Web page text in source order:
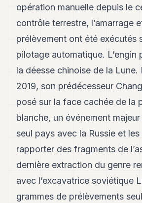
Andy
16
Andy
15
Andy
Andy
12
11
Andy
Andy
8
opération manuelle depuis le
contrôle terrestre, l’amarrage
prélèvement ont été exécutés
pilotage automatique. L’engin
la déesse chinoise de la Lune.
2019, son prédécesseur
posé sur la face cachée de la
blanche, un événement
seul pays avec la Russie et
rapporter des fragments de
dernière extraction du genre
avec l’excavatrice soviétique
grammes de prélèvements